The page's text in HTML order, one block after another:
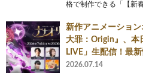
格で制作できる「【新
新作アニメーショ
大罪：Origin』、本
LIVE」生配信！最
2026.07.14